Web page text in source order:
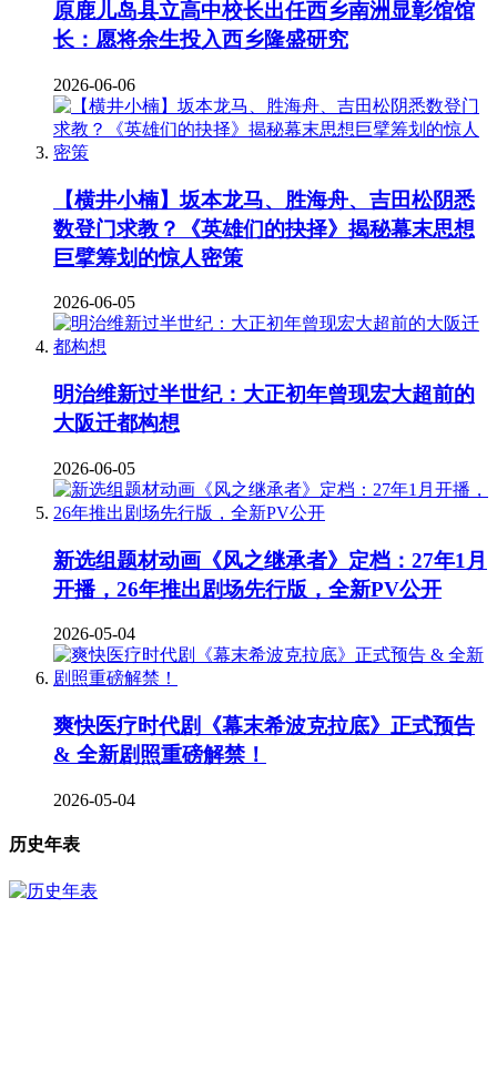
原鹿儿岛县立高中校长出任西乡南洲显彰馆馆
长：愿将余生投入西乡隆盛研究
2026-06-06
【横井小楠】坂本龙马、胜海舟、吉田松阴悉
数登门求教？《英雄们的抉择》揭秘幕末思想
巨擘筹划的惊人密策
2026-06-05
明治维新过半世纪：大正初年曾现宏大超前的
大阪迁都构想
2026-06-05
新选组题材动画《风之继承者》定档：27年1月
开播，26年推出剧场先行版，全新PV公开
2026-05-04
爽快医疗时代剧《幕末希波克拉底》正式预告
& 全新剧照重磅解禁！
2026-05-04
历史年表